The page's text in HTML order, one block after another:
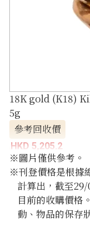
18K gold (K18)
5g
參考回收價
HKD 5,205.2
※圖片僅供參考。
※刊登價格是根據
計算出，截至
目前的收購價格
動、物品的保存